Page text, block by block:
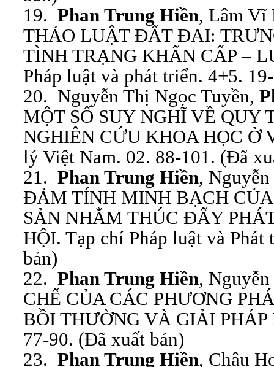
19. Phan Trung Hiền, Lâm Vĩ
THẢO LUẬT ĐẤT ĐAI:
TÌNH TRẠNG KHẨN CẤP –
Pháp luật và phát triển. 4+5.
20. Nguyễn Thị Ngọc Tuyền,
MỘT SỐ SUY NGHĨ VỀ QUY
NGHIÊN CỨU KHOA HỌC Ở
lý Việt Nam. 02. 88-101. (Đã
21. Phan Trung Hiền,
ĐẢM TÍNH MINH BẠCH
SẢN NHẰM THÚC ĐẨY
HỘI. Tạp chí Pháp luật và
bản)
22. Phan Trung Hiền,
CHẾ CỦA CÁC PHƯƠNG
BỒI THƯỜNG VÀ GIẢI
77-90. (Đã xuất bản)
23. Phan Trung Hiền, Châu